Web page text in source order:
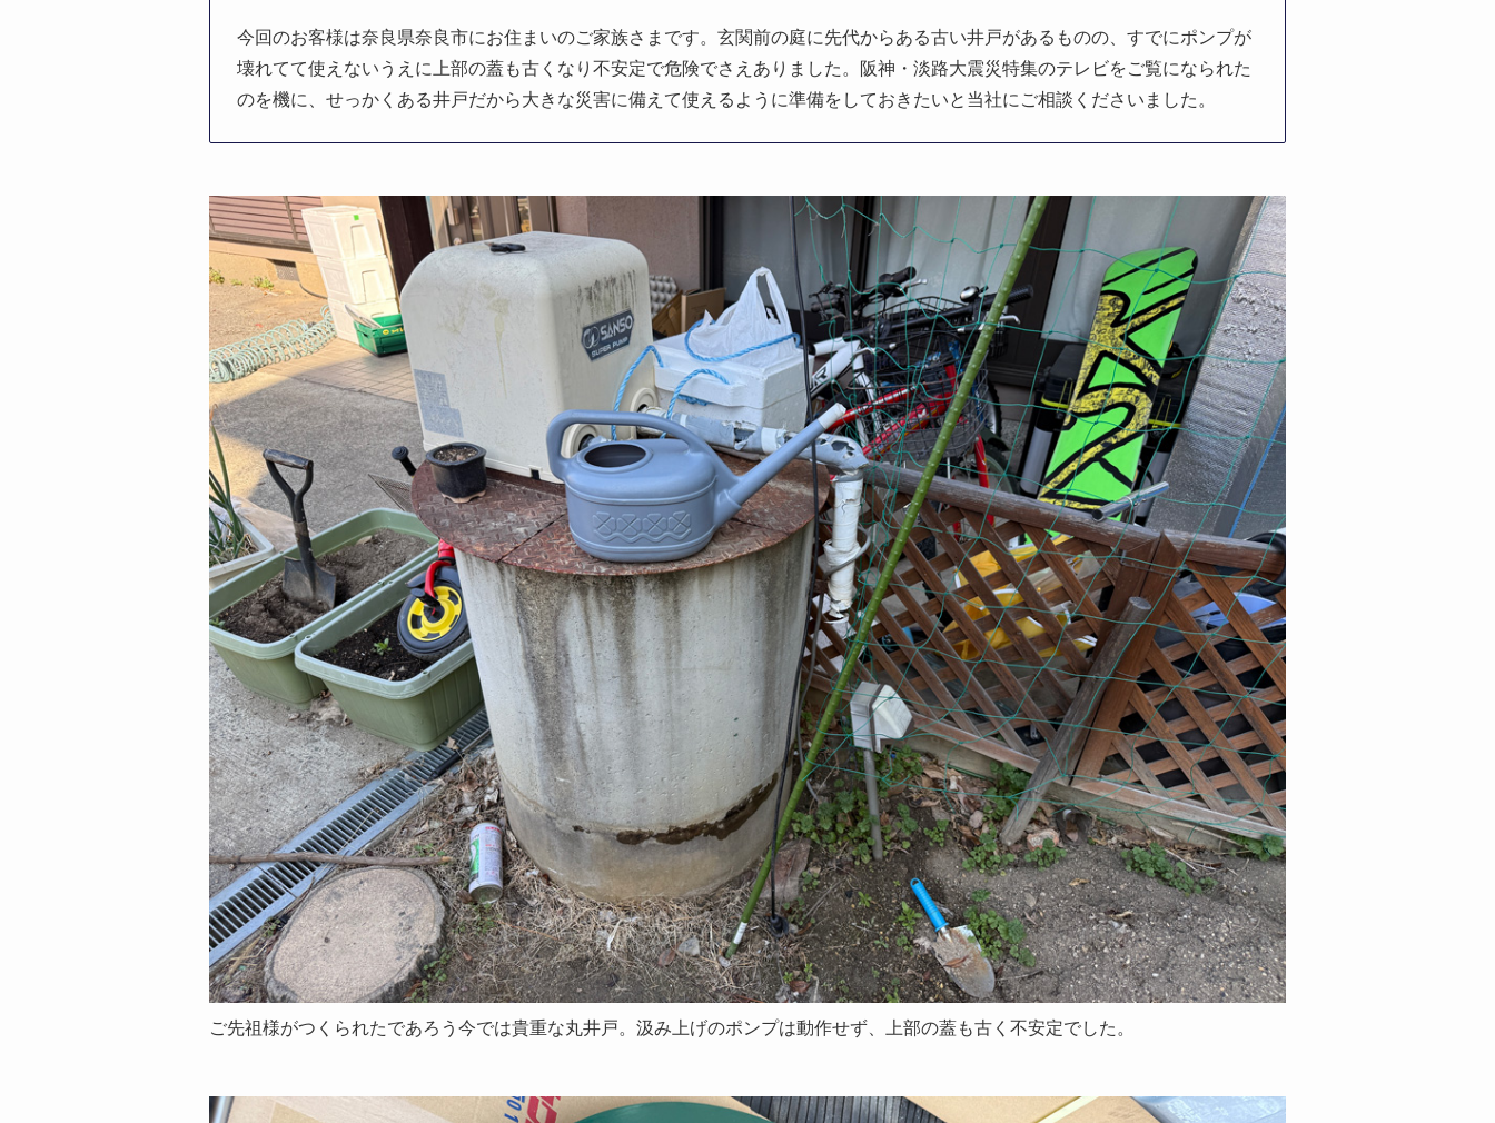
今回のお客様は奈良県奈良市にお住まいのご家族さまです。玄関前の庭に先代からある古い井戸があるものの、すでにポンプが
壊れてて使えないうえに上部の蓋も古くなり不安定で危険でさえありました。阪神・淡路大震災特集のテレビをご覧になられた
のを機に、せっかくある井戸だから大きな災害に備えて使えるように準備をしておきたいと当社にご相談くださいました。
ご先祖様がつくられたであろう今では貴重な丸井戸。汲み上げのポンプは動作せず、上部の蓋も古く不安定でした。